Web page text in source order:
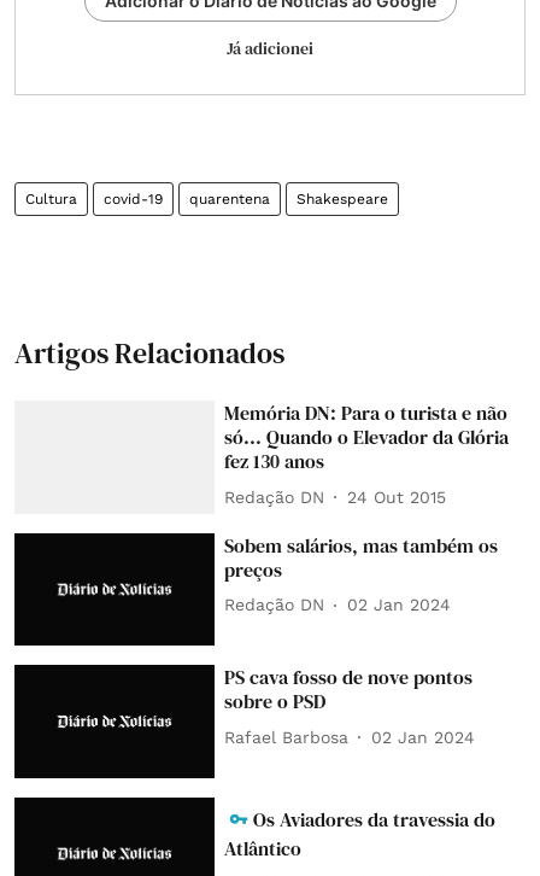
Já adicionei
Cultura covid-19 quarentena Shakespeare
Artigos Relacionados
Memória DN: Para o turista e não
só... Quando o Elevador da Glória
fez 130 anos
Redação DN 24 Out 2015
Sobem salários, mas também os
preços
Redação DN 02 Jan 2024
PS cava fosso de nove pontos
sobre o PSD
Rafael Barbosa 02 Jan 2024
Os Aviadores da travessia do
Atlântico